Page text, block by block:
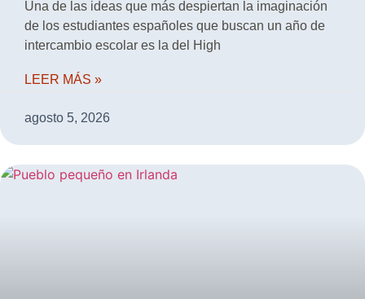
Una de las ideas que más despiertan la imaginación
de los estudiantes españoles que buscan un año de
intercambio escolar es la del High
LEER MÁS »
agosto 5, 2026